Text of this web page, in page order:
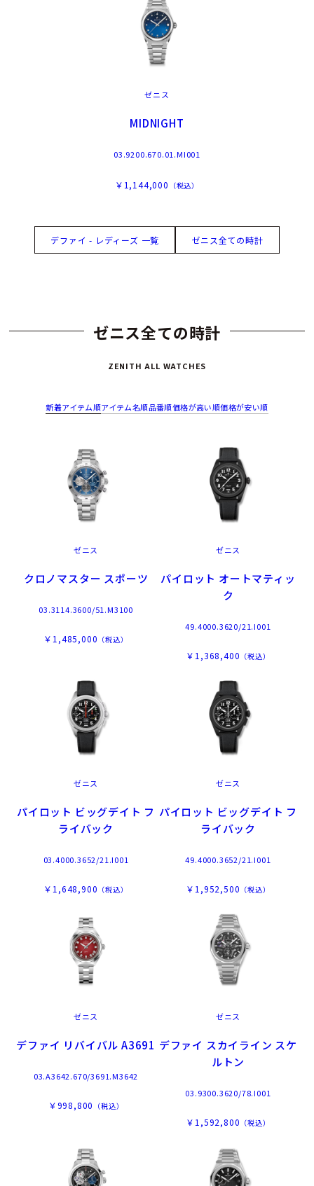
ゼニス
MIDNIGHT
03.9200.670.01.MI001
￥1,144,000 （税込）
デファイ - レディーズ 一覧 ゼニス全ての時計
ゼニス全ての時計
ZENITH ALL WATCHES
新着アイテム順アイテム名順品番順価格が高い順価格が安い順
ゼニス
クロノマスター スポーツ
03.3114.3600/51.M3100
￥1,485,000 （税込）
ゼニス
パイロット オートマティッ
ク
49.4000.3620/21.I001
￥1,368,400 （税込）
ゼニス
パイロット ビッグデイト フ
ライバック
03.4000.3652/21.I001
￥1,648,900 （税込）
ゼニス
パイロット ビッグデイト フ
ライバック
49.4000.3652/21.I001
￥1,952,500 （税込）
ゼニス
デファイ リバイバル A3691
03.A3642.670/3691.M3642
￥998,800 （税込）
ゼニス
デファイ スカイライン スケ
ルトン
03.9300.3620/78.I001
￥1,592,800 （税込）